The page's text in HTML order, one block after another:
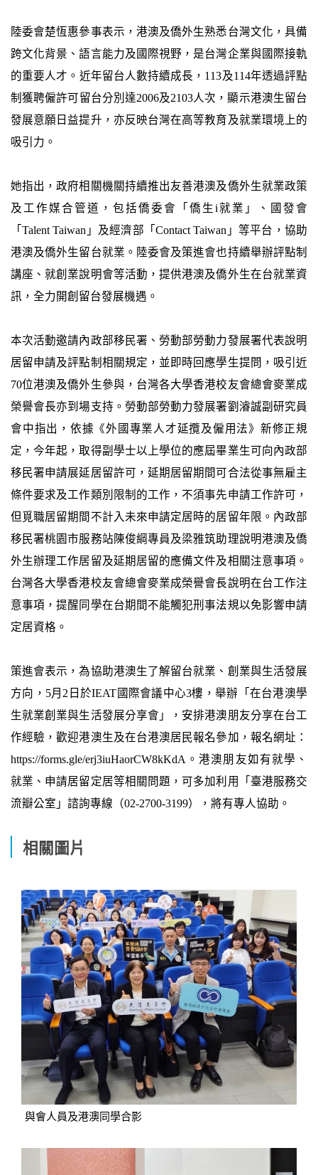
陸委會楚恆惠參事表示，港澳及僑外生熟悉台灣文化，具備
跨文化背景、語言能力及國際視野，是台灣企業與國際接軌
的重要人才。近年留台人數持續成長，113及114年透過評點
制獲聘僱許可留台分別達2006及2103人次，顯示港澳生留台
發展意願日益提升，亦反映台灣在高等教育及就業環境上的
吸引力。
她指出，政府相關機關持續推出友善港澳及僑外生就業政策
及工作媒合管道，包括僑委會「僑生i就業」、國發會
「Talent Taiwan」及經濟部「Contact Taiwan」等平台，協助
港澳及僑外生留台就業。陸委會及策進會也持續舉辦評點制
講座、就創業說明會等活動，提供港澳及僑外生在台就業資
訊，全力開創留台發展機遇。
本次活動邀請內政部移民署、勞動部勞動力發展署代表說明
居留申請及評點制相關規定，並即時回應學生提問，吸引近
70位港澳及僑外生參與，台灣各大學香港校友會總會麥業成
榮譽會長亦到場支持。勞動部勞動力發展署劉濬誠副研究員
會中指出，依據《外國專業人才延攬及僱用法》新修正規
定，今年起，取得副學士以上學位的應屆畢業生可向內政部
移民署申請展延居留許可，延期居留期間可合法從事無雇主
條件要求及工作類別限制的工作，不須事先申請工作許可，
但覓職居留期間不計入未來申請定居時的居留年限。內政部
移民署桃園市服務站陳俊綱專員及梁雅筑助理說明港澳及僑
外生辦理工作居留及延期居留的應備文件及相關注意事項。
台灣各大學香港校友會總會麥業成榮譽會長說明在台工作注
意事項，提醒同學在台期間不能觸犯刑事法規以免影響申請
定居資格。
策進會表示，為協助港澳生了解留台就業、創業與生活發展
方向，5月2日於IEAT國際會議中心3樓，舉辦「在台港澳學
生就業創業與生活發展分享會」，安排港澳朋友分享在台工
作經驗，歡迎港澳生及在台港澳居民報名參加，報名網址：
https://forms.gle/erj3iuHaorCW8kKdA。港澳朋友如有就學、
就業、申請居留定居等相關問題，可多加利用「臺港服務交
流瓣公室」諮詢專線（02-2700-3199），將有專人協助。
相關圖片
與會人員及港澳同學合影